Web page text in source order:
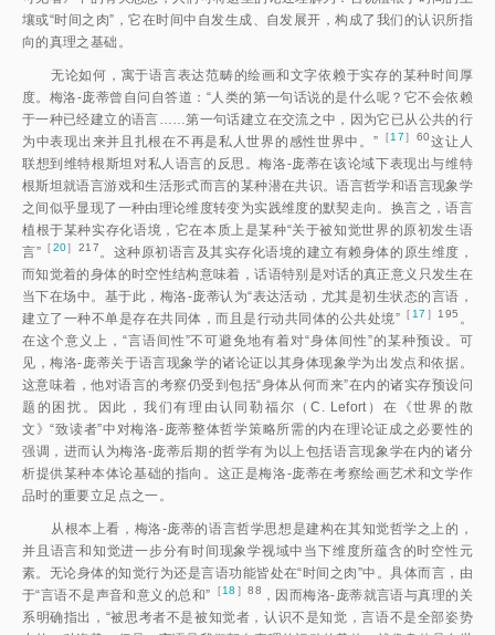
壤或“时间之肉”，它在时间中自发生成、自发展开，构成了我们的认识所指
向的真理之基础。
无论如何，寓于语言表达范畴的绘画和文字依赖于实存的某种时间厚
度。梅洛-庞蒂曾自问自答道：“人类的第一句话说的是什么呢？它不会依赖
于一种已经建立的语言……第一句话建立在交流之中，因为它已从公共的行
为中表现出来并且扎根在不再是私人世界的感性世界中。 ” ［17］60这让人
联想到维特根斯坦对私人语言的反思。梅洛-庞蒂在该论域下表现出与维特
根斯坦就语言游戏和生活形式而言的某种潜在共识。语言哲学和语言现象学
之间似乎显现了一种由理论维度转变为实践维度的默契走向。换言之，语言
植根于某种实存化语境，它在本质上是某种“关于被知觉世界的原初发生语
言”［20］217。这种原初语言及其实存化语境的建立有赖身体的原生维度，
而知觉着的身体的时空性结构意味着，话语特别是对话的真正意义只发生在
当下在场中。基于此，梅洛-庞蒂认为“表达活动，尤其是初生状态的言语，
建立了一种不单是存在共同体，而且是行动共同体的公共处境” ［ 17 ］195 。
在这个意义上，“言语间性”不可避免地有着对“身体间性”的某种预设。可
见，梅洛-庞蒂关于语言现象学的诸论证以其身体现象学为出发点和依据。
这意味着，他对语言的考察仍受到包括“身体从何而来”在内的诸实存预设问
题的困扰。因此，我们有理由认同勒福尔（C. Lefort）在《世界的散
文》“致读者”中对梅洛-庞蒂整体哲学策略所需的内在理论证成之必要性的
强调，进而认为梅洛-庞蒂后期的哲学有为以上包括语言现象学在内的诸分
析提供某种本体论基础的指向。这正是梅洛-庞蒂在考察绘画艺术和文学作
品时的重要立足点之一。
从根本上看，梅洛-庞蒂的语言哲学思想是建构在其知觉哲学之上的，
并且语言和知觉进一步分有时间现象学视域中当下维度所蕴含的时空性元
素。无论身体的知觉行为还是言语功能皆处在“时间之肉”中。具体而言，由
于“言语不是声音和意义的总和” ［18 ］88 ，因而梅洛-庞蒂就言语与真理的关
系明确指出，“被思考者不是被知觉者，认识不是知觉，言语不是全部姿势